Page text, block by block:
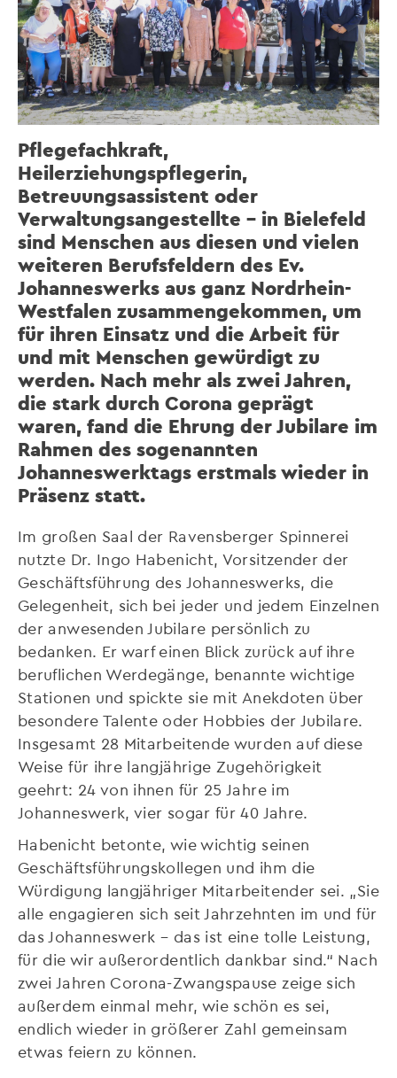
Pflegefachkraft,
Heilerziehungspflegerin,
Betreuungsassistent oder
Verwaltungsangestellte – in Bielefeld
sind Menschen aus diesen und vielen
weiteren Berufsfeldern des Ev.
Johanneswerks aus ganz Nordrhein-
Westfalen zusammengekommen, um
für ihren Einsatz und die Arbeit für
und mit Menschen gewürdigt zu
werden. Nach mehr als zwei Jahren,
die stark durch Corona geprägt
waren, fand die Ehrung der Jubilare im
Rahmen des sogenannten
Johanneswerktags erstmals wieder in
Präsenz statt.
Im großen Saal der Ravensberger Spinnerei
nutzte Dr. Ingo Habenicht, Vorsitzender der
Geschäftsführung des Johanneswerks, die
Gelegenheit, sich bei jeder und jedem Einzelnen
der anwesenden Jubilare persönlich zu
bedanken. Er warf einen Blick zurück auf ihre
beruflichen Werdegänge, benannte wichtige
Stationen und spickte sie mit Anekdoten über
besondere Talente oder Hobbies der Jubilare.
Insgesamt 28 Mitarbeitende wurden auf diese
Weise für ihre langjährige Zugehörigkeit
geehrt: 24 von ihnen für 25 Jahre im
Johanneswerk, vier sogar für 40 Jahre.
Habenicht betonte, wie wichtig seinen
Geschäftsführungskollegen und ihm die
Würdigung langjähriger Mitarbeitender sei. „Sie
alle engagieren sich seit Jahrzehnten im und für
das Johanneswerk – das ist eine tolle Leistung,
für die wir außerordentlich dankbar sind.“ Nach
zwei Jahren Corona-Zwangspause zeige sich
außerdem einmal mehr, wie schön es sei,
endlich wieder in größerer Zahl gemeinsam
etwas feiern zu können.